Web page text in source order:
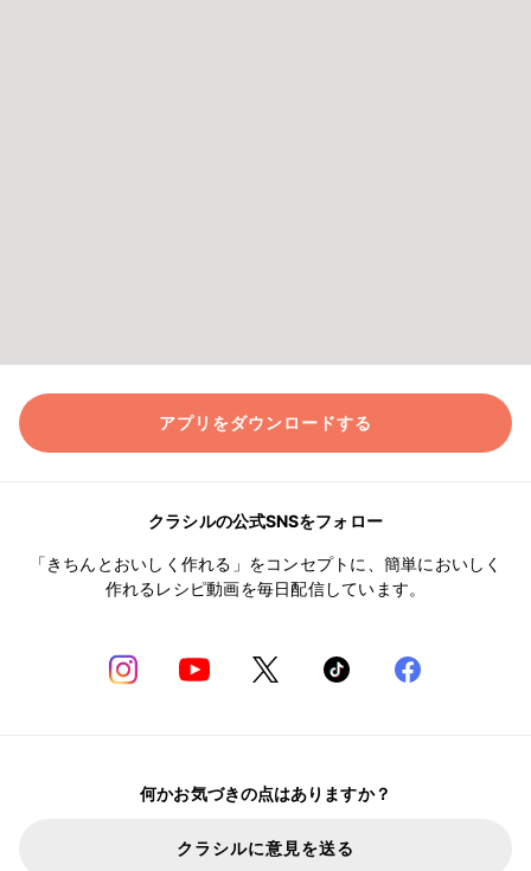
アプリをダウンロードする
クラシルの公式SNSをフォロー
「きちんとおいしく作れる」をコンセプトに、簡単においしく
作れるレシピ動画を毎日配信しています。
何かお気づきの点はありますか？
クラシルに意見を送る